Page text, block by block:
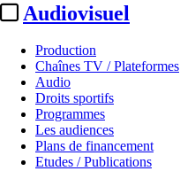
Audiovisuel
Production
Chaînes TV / Plateformes
Audio
Droits sportifs
Programmes
Les audiences
Plans de financement
Etudes / Publications